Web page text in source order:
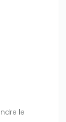
le